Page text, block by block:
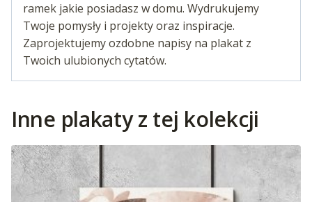
ramek jakie posiadasz w domu. Wydrukujemy
Twoje pomysły i projekty oraz inspiracje.
Zaprojektujemy ozdobne napisy na plakat z
Twoich ulubionych cytatów.
Inne plakaty z tej kolekcji